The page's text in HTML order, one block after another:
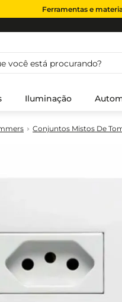
Ferramentas e
está procurando?
Iluminação
Conjuntos Mistos De